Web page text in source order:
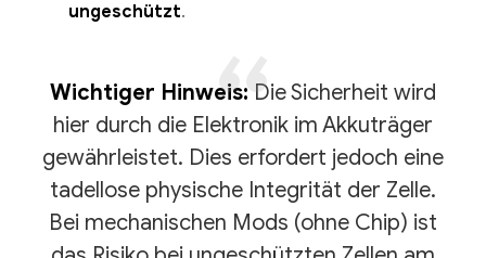
ungeschützt.
Wichtiger Hinweis: Die Sicherheit wird
hier durch die Elektronik im Akkuträger
gewährleistet. Dies erfordert jedoch eine
tadellose physische Integrität der Zelle.
Bei mechanischen Mods (ohne Chip) ist